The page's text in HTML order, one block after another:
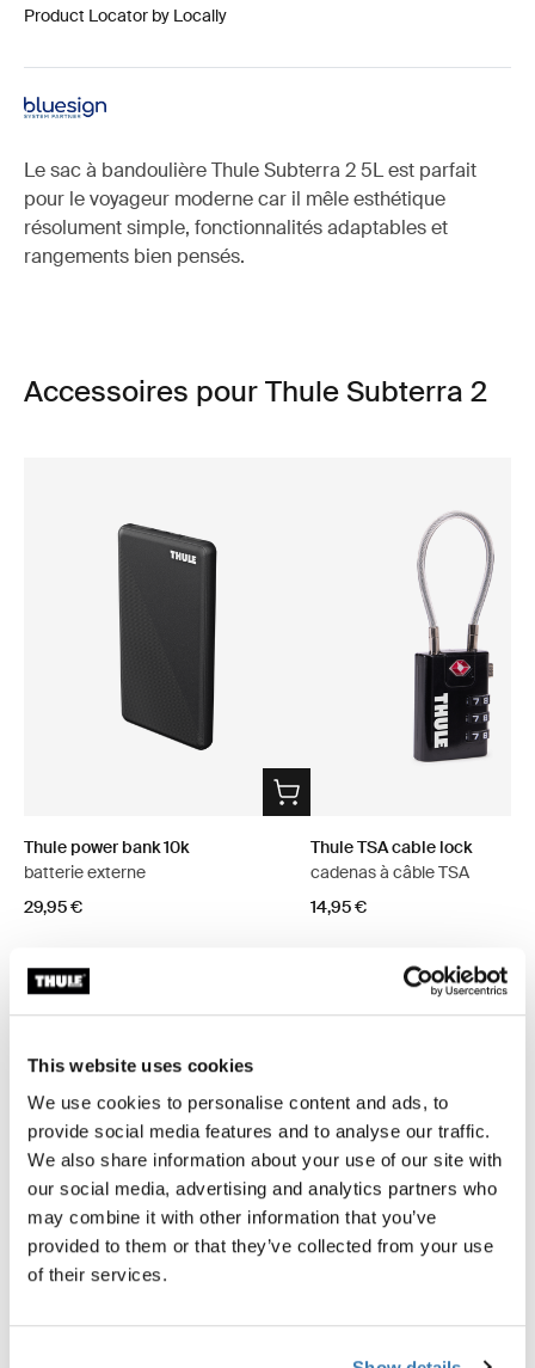
This website uses cookies
We use cookies to personalise content and ads, to
provide social media features and to analyse our traffic.
We also share information about your use of our site with
our social media, advertising and analytics partners who
may combine it with other information that you’ve
provided to them or that they’ve collected from your use
of their services.
Product Locator by Locally
Le sac à bandoulière Thule Subterra 2 5L est parfait
pour le voyageur moderne car il mêle esthétique
résolument simple, fonctionnalités adaptables et
rangements bien pensés.
Accessoires pour Thule Subterra 2
Thule power bank 10k
batterie externe
29,95 €
Thule TSA cable lock
cadenas à câble TSA
14,95 €
Toggle overview
Description du produit
Toggle features
Toutes les caractéristiques
Toggle techspec
Caractéristiques techniques
Toggle overview
Commentaires